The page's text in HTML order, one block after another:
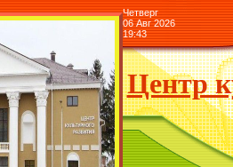
Четверг
06 Авг 2026
19:43
Центр